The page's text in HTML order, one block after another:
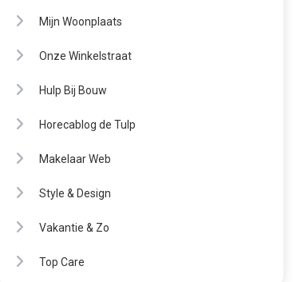
Mijn Woonplaats
Onze Winkelstraat
Hulp Bij Bouw
Horecablog de Tulp
Makelaar Web
Style & Design
Vakantie & Zo
Top Care